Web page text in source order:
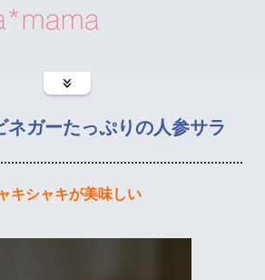
ガーたっぷりの人参サラ
キシャキが美味しい